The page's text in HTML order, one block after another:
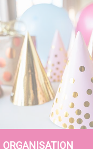
ORGANISATION